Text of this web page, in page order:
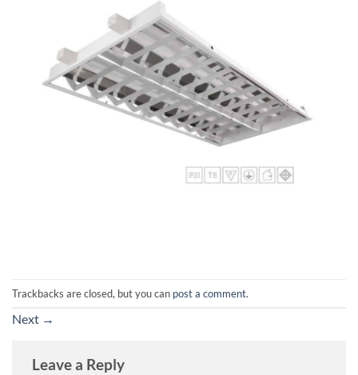
Trackbacks are closed, but you can post a comment.
Next →
Leave a Reply